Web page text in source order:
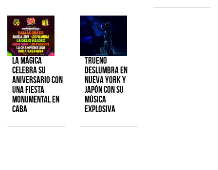
La Mágica
celebra su
aniversario con
una fiesta
monumental en
CABA
TRUENO
deslumbra en
Nueva York y
Japón con su
música
explosiva